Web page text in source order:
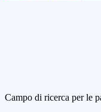
Campo di ricerca per le